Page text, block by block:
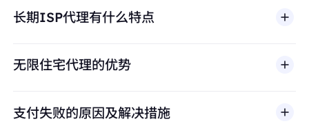
亚马逊、eBay、Shopify等平台的多账号运营，
保持每个店铺独立的IP身份，防止平台风控检测
长期稳定抓取竞品价格、库存、评论数据
滥用、未经授权访问、绕过安全机制，或违反适用法律
业场景，包括公开网页数据访问、
、价格监
长期ISP代理有什么特点
无限住宅代理的优势
支付失败的原因及解决措施